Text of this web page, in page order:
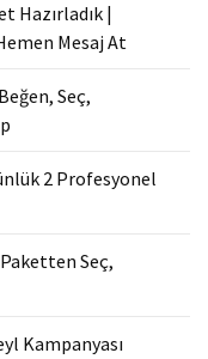
Hazırladık |
Mesaj At
Seç,
2 Profesyonel
Seç,
Kampanyası